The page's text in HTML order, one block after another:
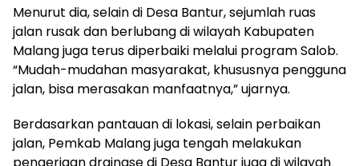
Menurut dia, selain di Desa Bantur, sejumlah ruas
jalan rusak dan berlubang di wilayah Kabupaten
Malang juga terus diperbaiki melalui program Salob.
“Mudah-mudahan masyarakat, khususnya pengguna
jalan, bisa merasakan manfaatnya,” ujarnya.
Berdasarkan pantauan di lokasi, selain perbaikan
jalan, Pemkab Malang juga tengah melakukan
pengerjaan drainase di Desa Bantur juga di wilayah